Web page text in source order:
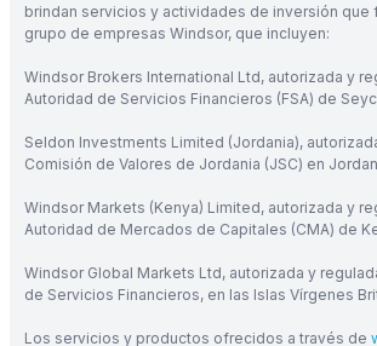
brindan servicios y actividades de inversión que
grupo de empresas Windsor, que incluyen:
Windsor Brokers International Ltd, autorizada y
Autoridad de Servicios Financieros (FSA) de
Seldon Investments Limited (Jordania),
Comisión de Valores de Jordania (JSC) en
Windsor Markets (Kenya) Limited, autorizada y
Autoridad de Mercados de Capitales (CMA) de
Windsor Global Markets Ltd, autorizada y
de Servicios Financieros, en las Islas Vírgenes
Los servicios y productos ofrecidos a través de